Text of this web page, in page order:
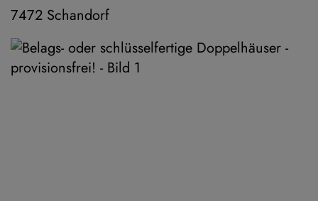
7472 Schandorf